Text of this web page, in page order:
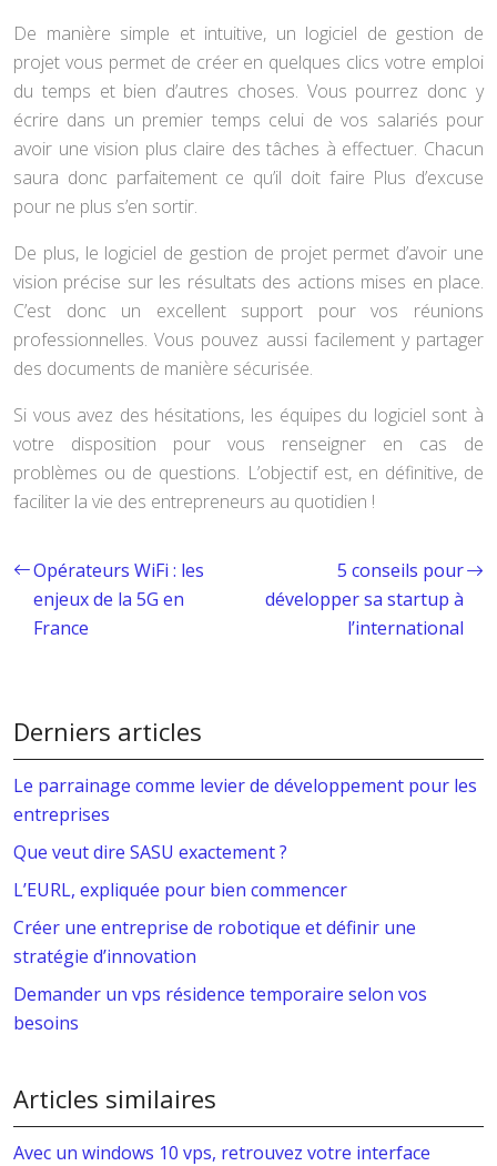
De manière simple et intuitive, un logiciel de gestion de
projet vous permet de créer en quelques clics votre emploi
du temps et bien d’autres choses. Vous pourrez donc y
écrire dans un premier temps celui de vos salariés pour
avoir une vision plus claire des tâches à effectuer. Chacun
saura donc parfaitement ce qu’il doit faire Plus d’excuse
pour ne plus s’en sortir.
De plus, le logiciel de gestion de projet permet d’avoir une
vision précise sur les résultats des actions mises en place.
C’est donc un excellent support pour vos réunions
professionnelles. Vous pouvez aussi facilement y partager
des documents de manière sécurisée.
Si vous avez des hésitations, les équipes du logiciel sont à
votre disposition pour vous renseigner en cas de
problèmes ou de questions. L’objectif est, en définitive, de
faciliter la vie des entrepreneurs au quotidien !
Opérateurs WiFi : les
enjeux de la 5G en
France
5 conseils pour
développer sa startup à
l’international
Derniers articles
Le parrainage comme levier de développement pour les
entreprises
Que veut dire SASU exactement ?
L’EURL, expliquée pour bien commencer
Créer une entreprise de robotique et définir une
stratégie d’innovation
Demander un vps résidence temporaire selon vos
besoins
Articles similaires
Avec un windows 10 vps, retrouvez votre interface